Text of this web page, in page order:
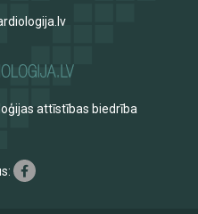
attīstības biedrība